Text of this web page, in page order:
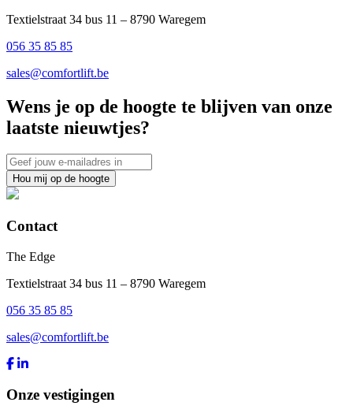
Textielstraat 34 bus 11 – 8790 Waregem
056 35 85 85
sales@comfortlift.be
Wens je op de hoogte te blijven van onze
laatste nieuwtjes?
Hou mij op de hoogte
Contact
The Edge
Textielstraat 34 bus 11 – 8790 Waregem
056 35 85 85
sales@comfortlift.be
Onze vestigingen